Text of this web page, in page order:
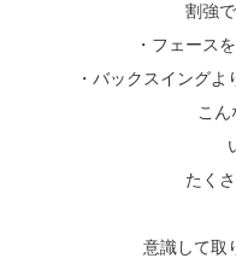
割強
・フェース
・バックスイングよ
こ
たく
意識して取